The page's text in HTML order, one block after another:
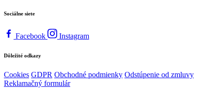
Sociálne siete
Facebook Instagram
Dôležité odkazy
Cookies GDPR Obchodné podmienky Odstúpenie od zmluvy
Reklamačný formulár